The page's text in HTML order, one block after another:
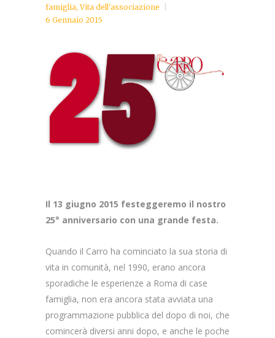
famiglia,Vita dell'associazione
6 Gennaio 2015
Il 13 giugno 2015 festeggeremo il nostro
25° anniversario con una grande festa.
Quando il Carro ha cominciato la sua storia di
vita in comunità, nel 1990, erano ancora
sporadiche le esperienze a Roma di case
famiglia, non era ancora stata avviata una
programmazione pubblica del dopo di noi, che
comincerà diversi anni dopo, e anche le poche